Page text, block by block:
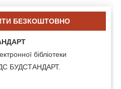
БЕЗКОШТОВНО
бібліотеки
БУДСТАНДАРТ.